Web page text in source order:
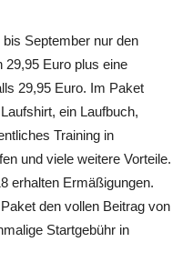
September nur den
29,95 Euro plus eine
29,95 Euro. Im Paket
ein Laufbuch,
Training in
und viele weitere Vorteile.
erhalten Ermäßigungen.
den vollen Beitrag von
Startgebühr in